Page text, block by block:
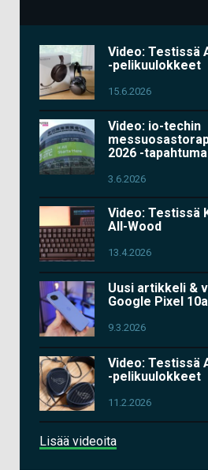
Video: Testissä
-pelikuulokkeet
15.6.2026
Video: io-techin
2026 -
3.6.2026
Video: Testissä
All-Wood
13.4.2026
Uusi artikkeli &
Google Pixel 10a
9.3.2026
Video: Testissä
-pelikuulokkeet
11.2.2026
Lisää videoita